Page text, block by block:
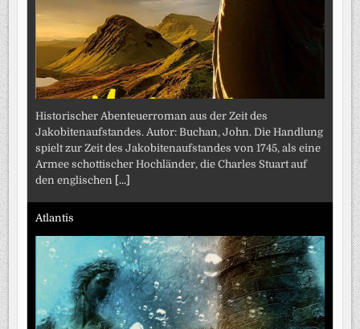
Historischer Abenteuerroman aus der Zeit des
Jakobitenaufstandes. Autor: Buchan, John. Die Handlung
spielt zur Zeit des Jakobitenaufstandes von 1745, als eine
Armee schottischer Hochländer, die Charles Stuart auf
den englischen [...]
Atlantis